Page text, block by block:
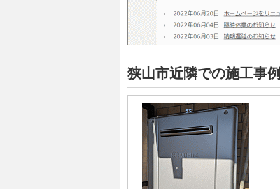
狭山市近隣での施工事例